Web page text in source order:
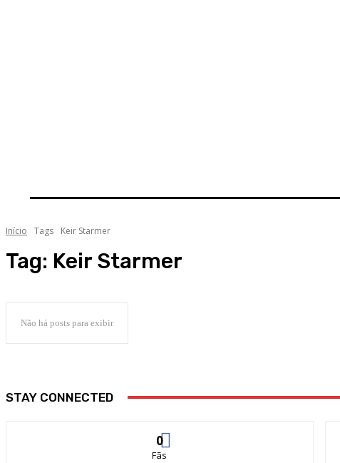
Início Tags Keir Starmer
Tag: Keir Starmer
Não há posts para exibir
STAY CONNECTED
0
Fãs